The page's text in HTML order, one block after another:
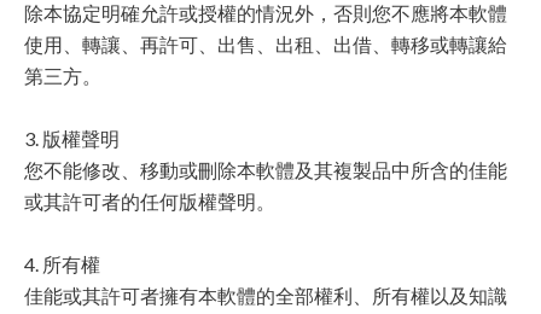
除本協定明確允許或授權的情況外，否則您不應將本軟體
使用、轉讓、再許可、出售、出租、出借、轉移或轉讓給
第三方。
3. 版權聲明
您不能修改、移動或刪除本軟體及其複製品中所含的佳能
或其許可者的任何版權聲明。
4. 所有權
佳能或其許可者擁有本軟體的全部權利、所有權以及知識